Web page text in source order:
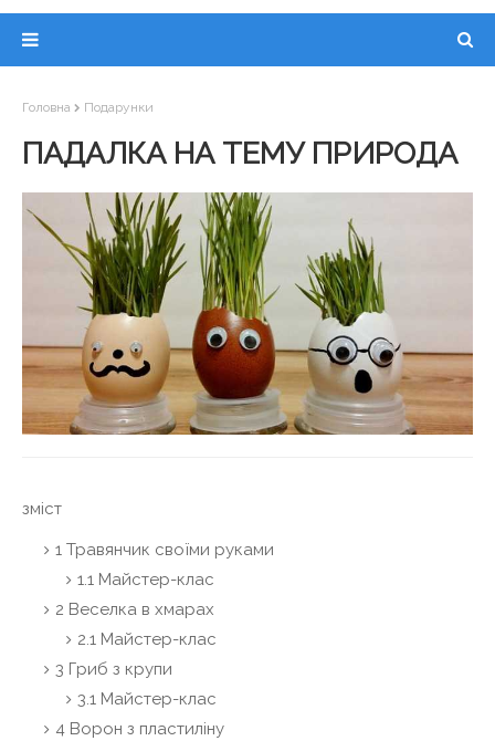
Головна Подарунки
ПАДАЛКА НА ТЕМУ ПРИРОДА
зміст
1 Травянчик своїми руками
1.1 Майстер-клас
2 Веселка в хмарах
2.1 Майстер-клас
3 Гриб з крупи
3.1 Майстер-клас
4 Ворон з пластиліну